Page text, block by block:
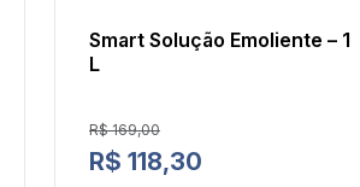
Smart Solução Emoliente – 1
L
Preço de venda
R$ 169,00
Preço normal
R$ 118,30